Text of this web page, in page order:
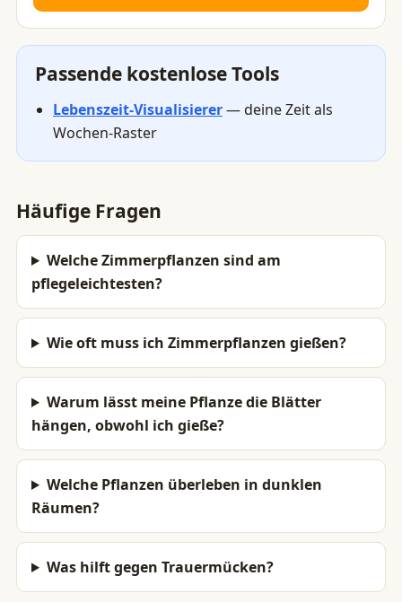
Passende kostenlose Tools
Lebenszeit-Visualisierer— deine Zeit als
Wochen-Raster
Häufige Fragen
Welche Zimmerpflanzen sind am
pflegeleichtesten?
Wie oft muss ich Zimmerpflanzen gießen?
Warum lässt meine Pflanze die Blätter
hängen, obwohl ich gieße?
Welche Pflanzen überleben in dunklen
Räumen?
Was hilft gegen Trauermücken?